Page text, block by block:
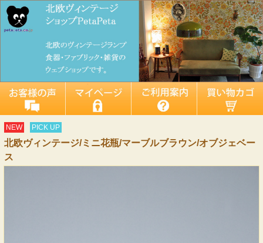
NEW PICK UP
北欧ヴィンテージ/ミニ花瓶/マーブルブラウン/オブジェベー
ス